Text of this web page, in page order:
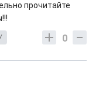
прочитайте
0